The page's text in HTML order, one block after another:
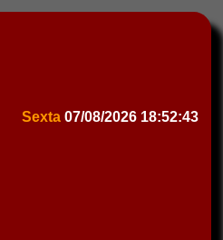
Sexta 07/08/2026 18:52:43